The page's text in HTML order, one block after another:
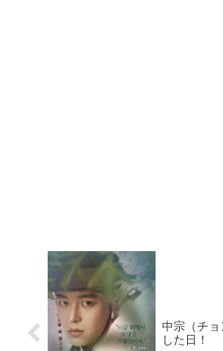
中宗（チ
した日！